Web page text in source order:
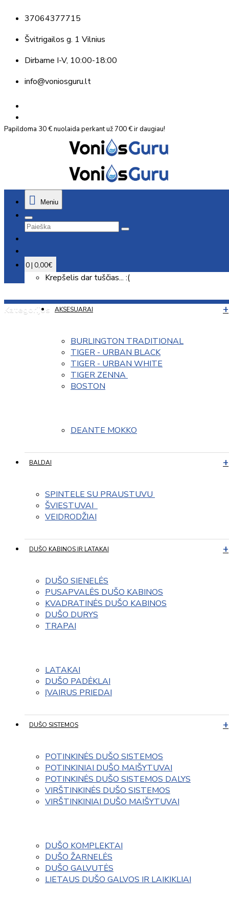
37064377715
Švitrigailos g. 1 Vilnius
Dirbame I-V, 10:00-18:00
info@voniosguru.lt
Papildoma 30 € nuolaida perkant už 700 € ir daugiau!
Meniu
0 | 0,00€
Krepšelis dar tuščias... :(
Kategorijos AKSESUARAI
BURLINGTON TRADITIONAL
TIGER - URBAN BLACK
TIGER - URBAN WHITE
TIGER ZENNA
BOSTON
DEANTE MOKKO
BALDAI
SPINTELE SU PRAUSTUVU
ŠVIESTUVAI
VEIDRODŽIAI
DUŠO KABINOS IR LATAKAI
DUŠO SIENELĖS
PUSAPVALĖS DUŠO KABINOS
KVADRATINĖS DUŠO KABINOS
DUŠO DURYS
TRAPAI
LATAKAI
DUŠO PADĖKLAI
ĮVAIRUS PRIEDAI
DUŠO SISTEMOS
POTINKINĖS DUŠO SISTEMOS
POTINKINIAI DUŠO MAIŠYTUVAI
POTINKINĖS DUŠO SISTEMOS DALYS
VIRŠTINKINĖS DUŠO SISTEMOS
VIRŠTINKINIAI DUŠO MAIŠYTUVAI
DUŠO KOMPLEKTAI
DUŠO ŽARNELĖS
DUŠO GALVUTĖS
LIETAUS DUŠO GALVOS IR LAIKIKLIAI